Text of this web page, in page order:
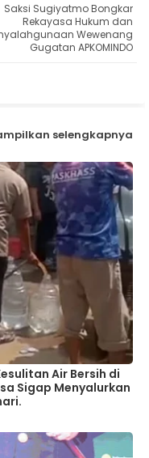
ats
Saksi Sugiyatmo Bongkar
Rekayasa Hukum dan
Wewenang
Gugatan APKOMINDO
selengkapnya
Air Bersih di
Sigap Menyalurkan